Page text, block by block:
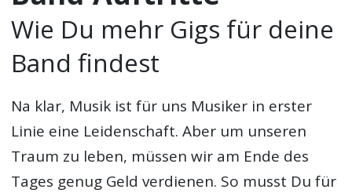
Wie Du mehr Gigs für deine
Band findest
Na klar, Musik ist für uns Musiker in erster
Linie eine Leidenschaft. Aber um unseren
Traum zu leben, müssen wir am Ende des
Tages genug Geld verdienen. So musst Du für